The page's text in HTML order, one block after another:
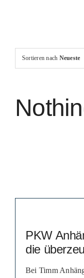
Sortieren nach Neueste
PKW
die
Bei Timm